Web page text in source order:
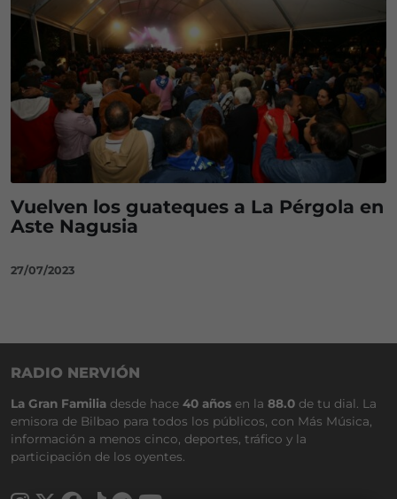
Vuelven los guateques a La Pérgola en
Aste Nagusia
27/07/2023
RADIO NERVIÓN
La Gran Familia desde hace 40 años en la 88.0 de tu dial. La
emisora de Bilbao para todos los públicos, con Más Música,
información a menos cinco, deportes, tráfico y la
participación de los oyentes.